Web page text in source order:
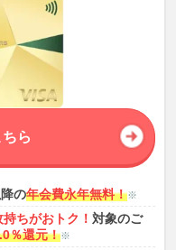
の年会費永年無料！※
持ちがおトク！対象のご
％還元！※
ら